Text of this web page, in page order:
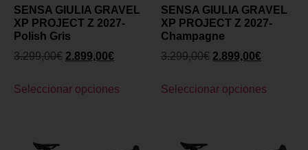
SENSA GIULIA GRAVEL
XP PROJECT Z 2027-
Polish Gris
3.299,00€ 2.899,00€
Seleccionar opciones
SENSA GIULIA GRAVEL
XP PROJECT Z 2027-
Champagne
3.299,00€ 2.899,00€
Seleccionar opciones